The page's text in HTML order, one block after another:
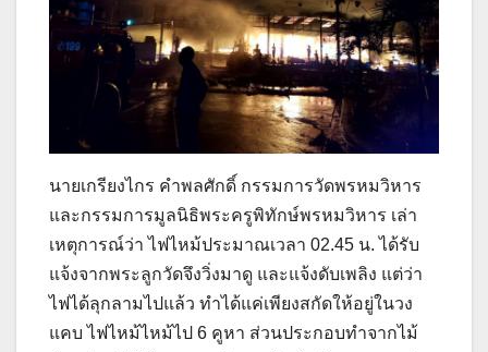
นายเกรียงไกร คำพลศักดิ์ กรรมการวัดพรหมวิหาร
และกรรมการมูลนิธิพระครูพิทักษ์พรหมวิหาร เล่า
เหตุการณ์ว่า ไฟไหม้ประมาณเวลา 02.45 น. ได้รับ
แจ้งจากพระลูกวัดจึงวิ่งมาดู และแจ้งดับเพลิง แต่ว่า
ไฟได้ลุกลามไปแล้ว ทำได้แค่เพียงสกัดให้อยู่ในวง
แคบ ไฟไหม้ไหม้ไป 6 คูหา ส่วนประกอบทำจากไม้